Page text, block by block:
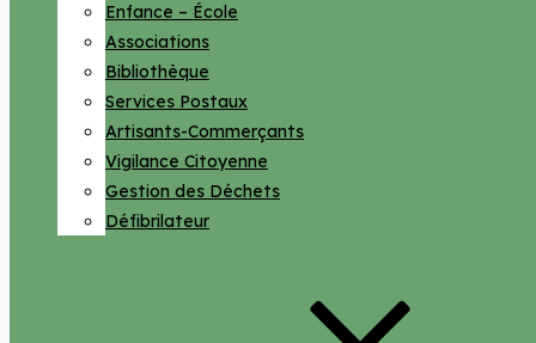
Enfance – École
Associations
Bibliothèque
Services Postaux
Artisants-Commerçants
Vigilance Citoyenne
Gestion des Déchets
Défibrilateur